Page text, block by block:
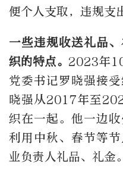
便个人支取，违规支
一些违规收送礼品
织的特点。 2023年
党委书记罗晓强接
晓强从2017年至
织在一起。他一边
利用中秋、春节等
业负责人礼品、礼金。